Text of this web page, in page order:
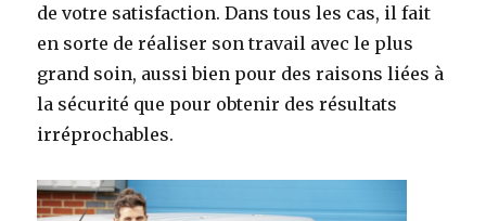
de votre satisfaction. Dans tous les cas, il fait
en sorte de réaliser son travail avec le plus
grand soin, aussi bien pour des raisons liées à
la sécurité que pour obtenir des résultats
irréprochables.